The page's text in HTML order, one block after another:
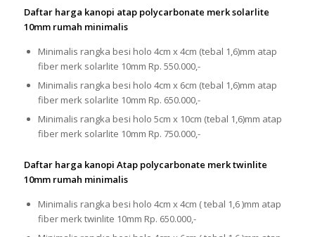
Daftar harga kanopi atap polycarbonate merk solarlite
10mm rumah minimalis
Minimalis rangka besi holo 4cm x 4cm (tebal 1,6)mm atap
fiber merk solarlite 10mm Rp. 550.000,-
Minimalis rangka besi holo 4cm x 6cm (tebal 1,6)mm atap
fiber merk solarlite 10mm Rp. 650.000,-
Minimalis rangka besi holo 5cm x 10cm (tebal 1,6)mm atap
fiber merk solarlite 10mm Rp. 750.000,-
Daftar harga kanopi Atap polycarbonate merk twinlite
10mm rumah minimalis
Minimalis rangka besi holo 4cm x 4cm ( tebal 1,6 )mm atap
fiber merk twinlite 10mm Rp. 650.000,-